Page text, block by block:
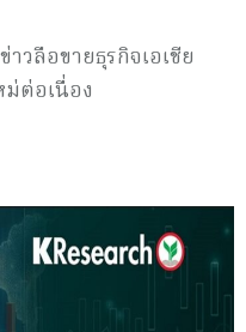
วลือขายธุรกิจเอเชีย
ม่ต่อเนื่อง